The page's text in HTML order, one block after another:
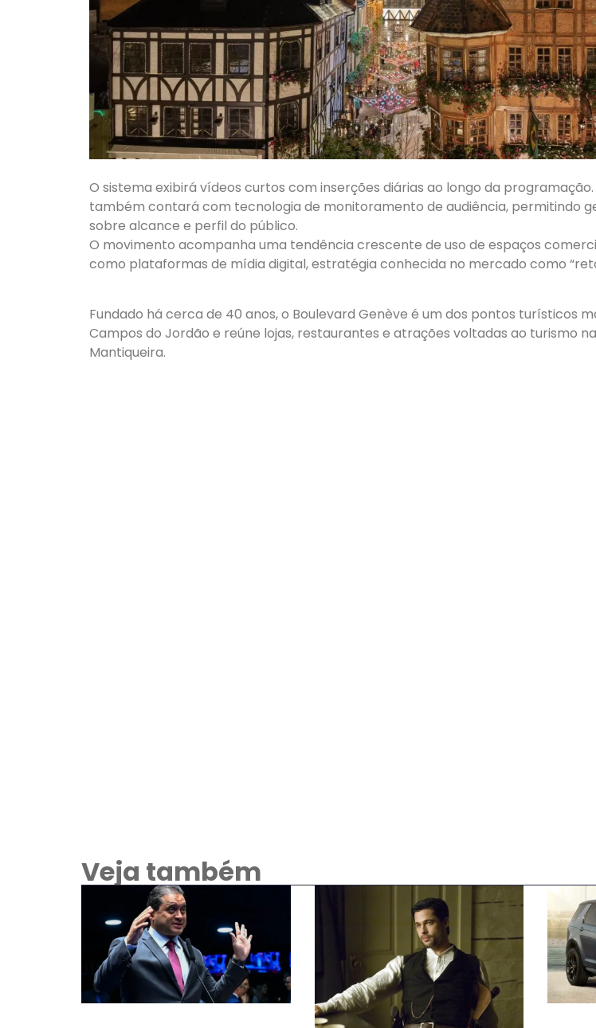
O sistema exibirá vídeos curtos com inserções diárias ao longo da
também contará com tecnologia de monitoramento de audiência, permitindo
sobre alcance e perfil do público.
O movimento acompanha uma tendência crescente de uso de espaços
como plataformas de mídia digital, estratégia conhecida no mercado como
Fundado há cerca de 40 anos, o Boulevard Genève é um dos pontos turísticos
Campos do Jordão e reúne lojas, restaurantes e atrações voltadas ao turismo
Mantiqueira.
Veja também